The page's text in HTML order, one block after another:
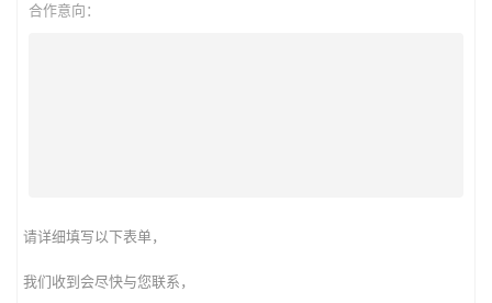
合作意向：
请详细填写以下表单，
我们收到会尽快与您联系，